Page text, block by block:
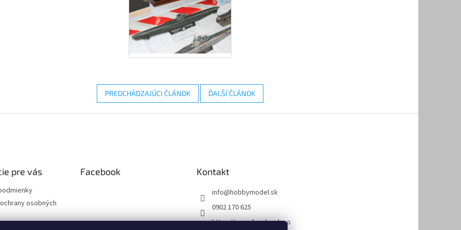
PREDCHÁDZAJÚCI ČLÁNOK ĎALŠÍ ČLÁNOK
pre vás
osobných
Facebook Kontakt
info@hobbymodel.sk
0902 170 625
https://www.facebook.co